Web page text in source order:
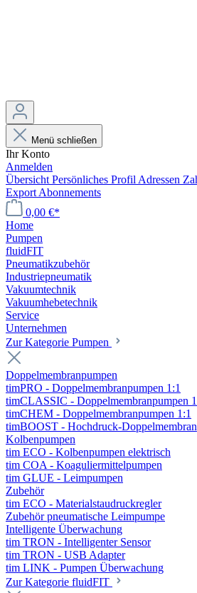
Menü schließen
Ihr Konto
Anmelden
Übersicht Persönliches Profil Adressen
Export Abonnements
0,00 €*
Home
Pumpen
fluidFIT
Pneumatikzubehör
Industriepneumatik
Vakuumtechnik
Vakuumhebetechnik
Service
Unternehmen
Zur Kategorie Pumpen
Doppelmembranpumpen
timPRO - Doppelmembranpumpen 1:1
timCLASSIC - Doppelmembranpumpen
timCHEM - Doppelmembranpumpen 1:1
timBOOST - Hochdruck-
Kolbenpumpen
tim ECO - Kolbenpumpen elektrisch
tim COA - Koaguliermittelpumpen
tim GLUE - Leimpumpen
Zubehör
tim ECO - Materialstaudruckregler
Zubehör pneumatische Leimpumpe
Intelligente Überwachung
tim TRON - Intelligenter Sensor
tim TRON - USB Adapter
tim LINK - Pumpen Überwachung
Zur Kategorie fluidFIT